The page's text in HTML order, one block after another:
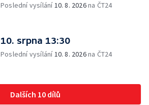
Poslední vysílání10. 8. 2026na ČT24
10. srpna 13:30
Poslední vysílání10. 8. 2026na ČT24
Dalších 10 dílů